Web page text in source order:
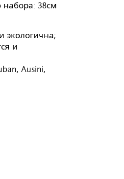
38см
экологична;
и
Ausini,